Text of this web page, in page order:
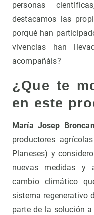
personas
destacamos las
porqué han
vivencias han
acompañáis?
¿Que te
en este
María Josep
productores
Planeses) y
nuevas medidas y
cambio climático
sistema regenerativo
parte de la solución